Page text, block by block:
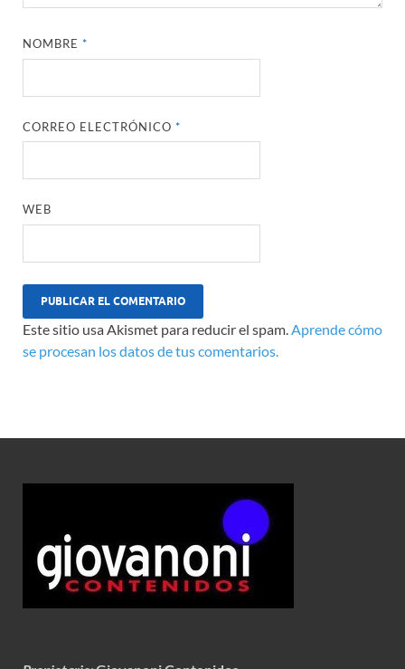
NOMBRE*
CORREO ELECTRÓNICO*
WEB
Este sitio usa Akismet para reducir el spam.Aprende cómo
se procesan los datos de tus comentarios.